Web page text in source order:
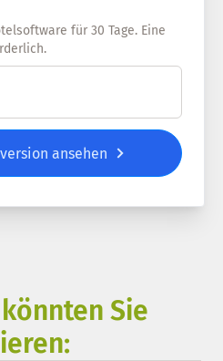
für 30 Tage. Eine
ansehen
Sie